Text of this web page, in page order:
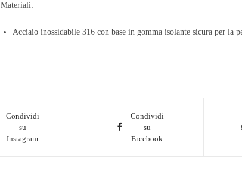
Materiali:
Acciaio inossidabile 316 con base in gomma isolante sicura per la
Condividi
su
Instagram
Condividi
su
Facebook